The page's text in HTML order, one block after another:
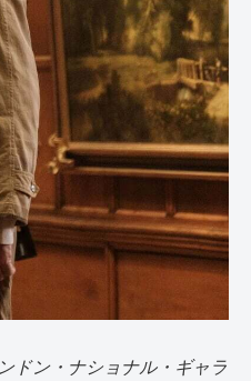
ドン・ナショナル・ギャラ